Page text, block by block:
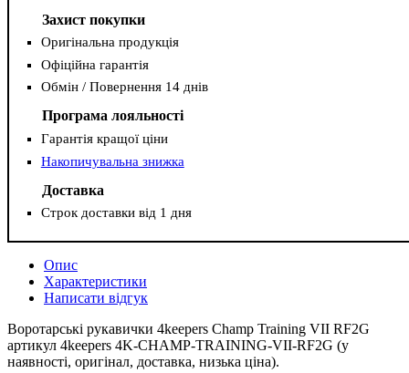
Захист покупки
Оригінальна продукція
Офіційна гарантія
Обмін / Повернення 14 днів
Програма лояльності
Гарантія кращої ціни
Накопичувальна знижка
Доставка
Строк доставки від 1 дня
Опис
Характеристики
Написати відгук
Воротарські рукавички 4keepers Champ Training VII RF2G
артикул 4keepers 4K-CHAMP-TRAINING-VII-RF2G (у
наявності, оригінал, доставка, низька ціна).